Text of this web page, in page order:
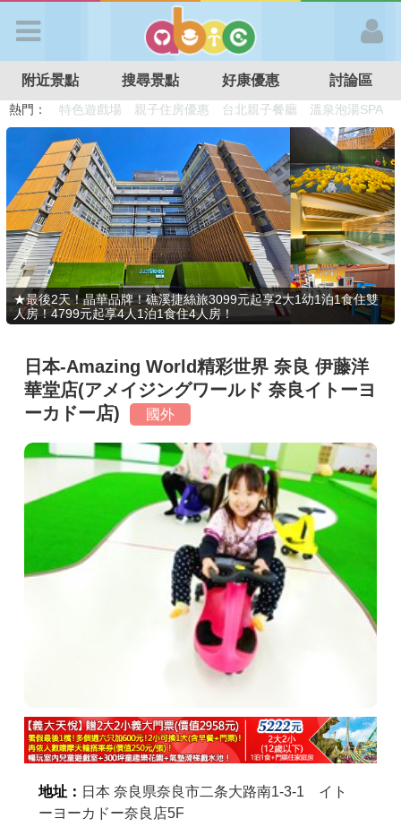
APP登入
首 頁
搜尋景點
好康優惠
最新消息
最新留言
推薦景點
討論區
附近景點 搜尋景點 好康優惠 討論區
熱門： 溜滑梯民宿 觀光工廠 DIY摘果
日本親子景點
特色遊戲場
親子住房優惠 台北親子餐廳 溫泉泡湯SPA
★最後2天！晶華品牌！礁溪捷絲旅3099元起享2大1幼1泊1食住雙
人房！4799元起享4人1泊1食住4人房！
日本-Amazing World精彩世界 奈良 伊藤洋
華堂店(アメイジングワールド 奈良イトーヨ
ーカドー店)
國外
地址： 日本 奈良県奈良市二条大路南1-3-1 イト
ーヨーカドー奈良店5F